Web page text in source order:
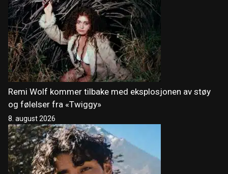
Remi Wolf kommer tilbake med eksplosjonen av støy
og følelser fra «Twiggy»
8. august 2026